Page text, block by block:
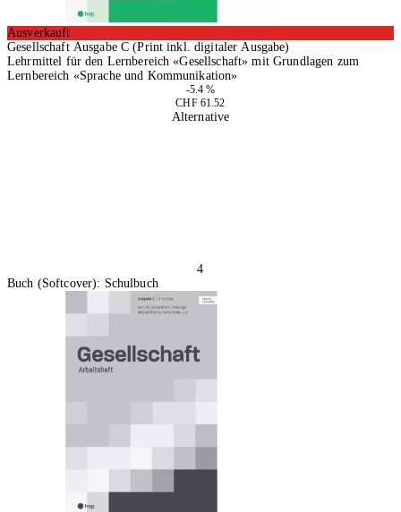
Ausverkauft
Gesellschaft Ausgabe C (Print inkl. digitaler Ausgabe)
Lehrmittel für den Lernbereich «Gesellschaft» mit Grundlagen zum
Lernbereich «Sprache und Kommunikation»
-5.4 %
CHF 61.52
Alternative
4
Buch (Softcover): Schulbuch